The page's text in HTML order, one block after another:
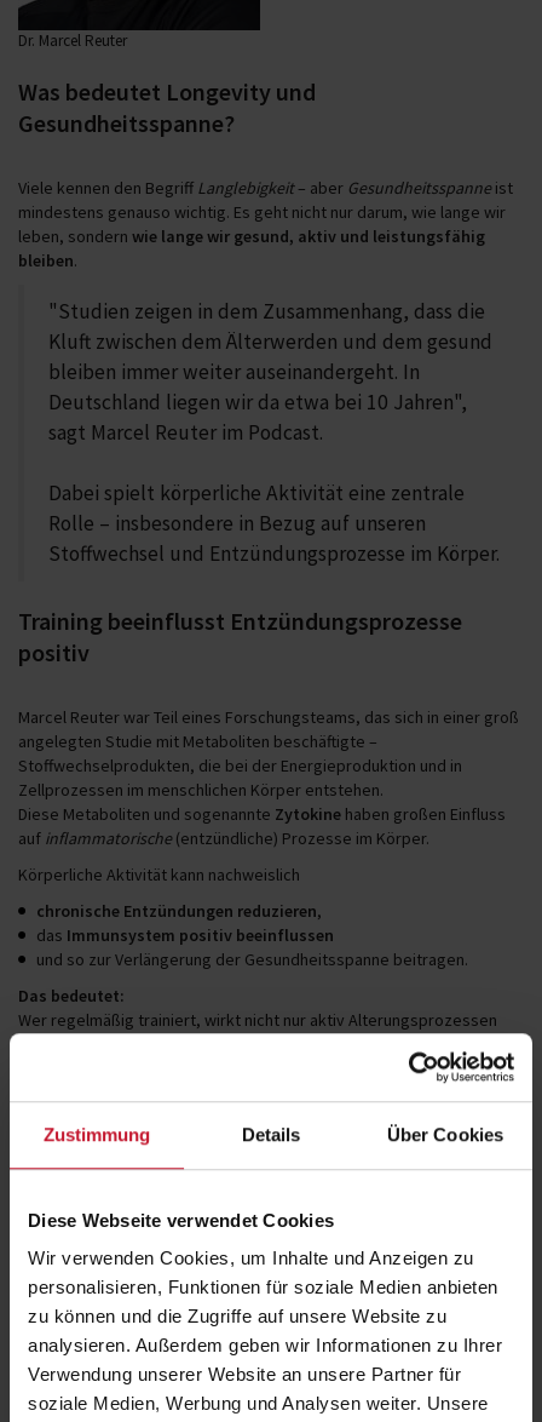
Zustimmung Details Über Cookies
Diese Webseite verwendet Cookies
Wir verwenden Cookies, um Inhalte und Anzeigen zu
personalisieren, Funktionen für soziale Medien anbieten
zu können und die Zugriffe auf unsere Website zu
analysieren. Außerdem geben wir Informationen zu Ihrer
Verwendung unserer Website an unsere Partner für
soziale Medien, Werbung und Analysen weiter. Unsere
Dr. Marcel Reuter
Was bedeutet Longevity und
Gesundheitsspanne?
Viele kennen den Begriff Langlebigkeit– aber Gesundheitsspanneist
mindestens genauso wichtig. Es geht nicht nur darum, wie lange wir
leben, sondern wie lange wir gesund, aktiv und leistungsfähig
bleiben.
"Studien zeigen in dem Zusammenhang, dass die
Kluft zwischen dem Älterwerden und dem gesund
bleiben immer weiter auseinandergeht. In
Deutschland liegen wir da etwa bei 10 Jahren",
sagt Marcel Reuter im Podcast.
Dabei spielt körperliche Aktivität eine zentrale
Rolle – insbesondere in Bezug auf unseren
Stoffwechsel und Entzündungsprozesse im Körper.
Training beeinflusst Entzündungsprozesse
positiv
Marcel Reuter war Teil eines Forschungsteams, das sich in einer groß
angelegten Studie mit Metaboliten beschäftigte –
Stoffwechselprodukten, die bei der Energieproduktion und in
Zellprozessen im menschlichen Körper entstehen.
Diese Metaboliten und sogenannte Zytokine haben großen Einfluss
auf inflammatorische(entzündliche) Prozesse im Körper.
Körperliche Aktivität kann nachweislich
chronische Entzündungen reduzieren,
das Immunsystem positiv beeinflussen
und so zur Verlängerung der Gesundheitsspanne beitragen.
Das bedeutet:
Wer regelmäßig trainiert, wirkt nicht nur aktiv Alterungsprozessen
Indikatoren für Langlebigkeit: Was sagt die
Wissenschaft?
Im Podcast nannte Marcel Reuter konkreteFaktoren, die mit einer
1. VO₂max – maximale
Sauerstoffaufnahmefähigkeit
Je höher die VO₂max, desto besser die körperliche Fitness – ein
starker Prädiktor für Gesundheit und Leistungsfähigkeit im Alter.